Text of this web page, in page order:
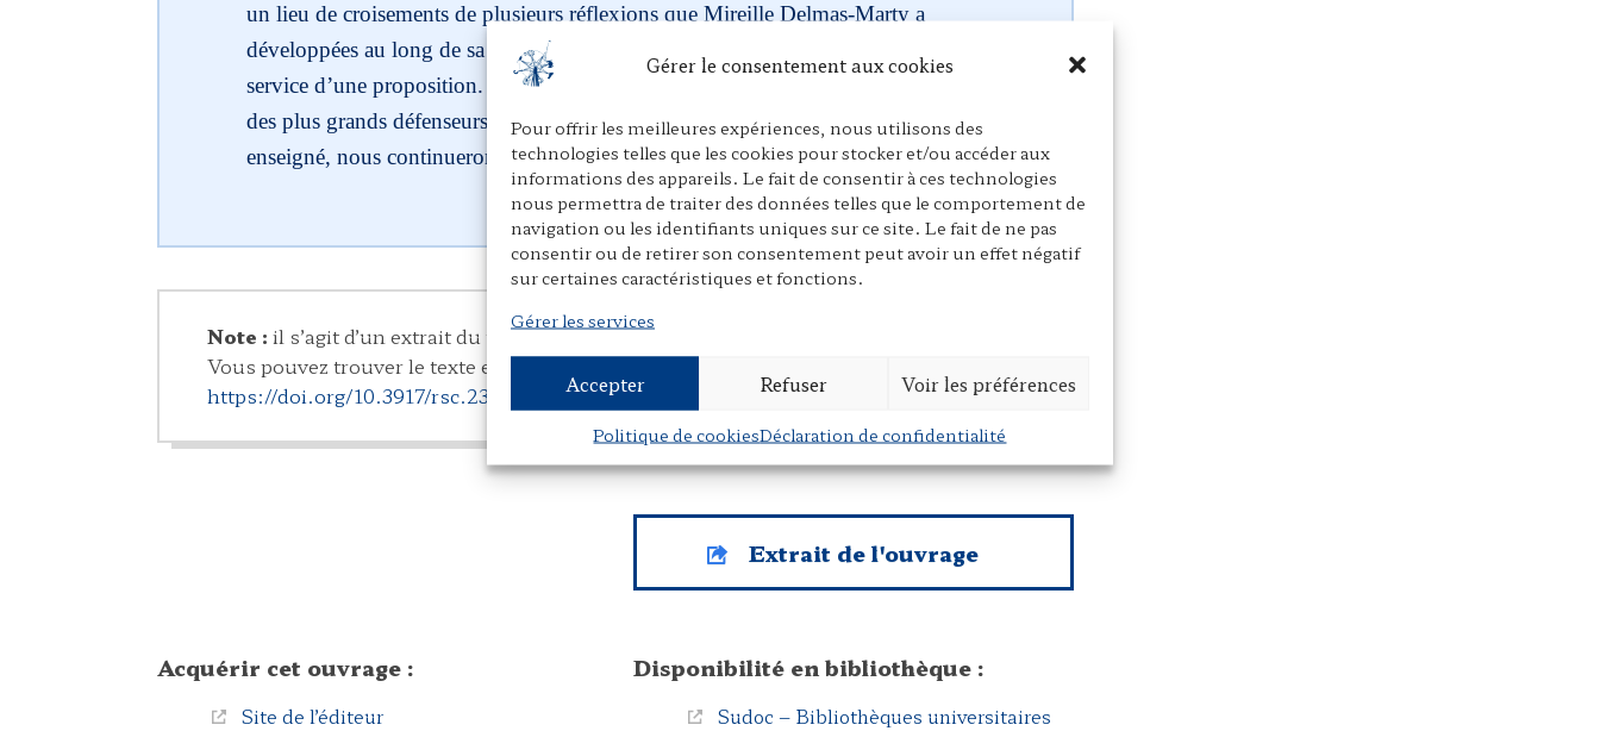
Gérer le consentement aux cookies
Pour offrir les meilleures expériences, nous utilisons des
technologies telles que les cookies pour stocker et/ou accéder aux
informations des appareils. Le fait de consentir à ces technologies
nous permettra de traiter des données telles que le comportement de
navigation ou les identifiants uniques sur ce site. Le fait de ne pas
consentir ou de retirer son consentement peut avoir un effet négatif
sur certaines caractéristiques et fonctions.
Gérer les services
Accepter Refuser Voir les préférences
Politique de cookiesDéclaration de confidentialité
un lieu de croisements de plusieurs réflexions que Mireille Delmas-Marty a
développées au long de sa carrière, où elle mobilise différentes idées et perceptions au
service d’une proposition. Au service de l’humanisme juridique dont elle a été l’un
des plus grands défenseurs de notre temps et pour lequel, comme elle nous l’a
enseigné, nous continuerons à œuvrer.1
Note : il s’agit d’un extrait du texte dont les notes de bas de pages ont été retirées.
Vous pouvez trouver le texte en libre accès grâce au lien suivant :
https://doi.org/10.3917/rsc.2301.0043 .
Extrait de l'ouvrage
Acquérir cet ouvrage :
Site de l’éditeur
Disponibilité en bibliothèque :
Sudoc – Bibliothèques universitaires